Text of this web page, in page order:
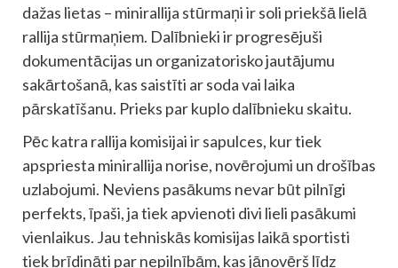
dažas lietas – minirallija stūrmaņi ir soli priekšā lielā
rallija stūrmaņiem. Dalībnieki ir progresējuši
dokumentācijas un organizatorisko jautājumu
sakārtošanā, kas saistīti ar soda vai laika
pārskatīšanu. Prieks par kuplo dalībnieku skaitu.
Pēc katra rallija komisijai ir sapulces, kur tiek
apspriesta minirallija norise, novērojumi un drošības
uzlabojumi. Neviens pasākums nevar būt pilnīgi
perfekts, īpaši, ja tiek apvienoti divi lieli pasākumi
vienlaikus. Jau tehniskās komisijas laikā sportisti
tiek brīdināti par nepilnībām, kas jānovērš līdz